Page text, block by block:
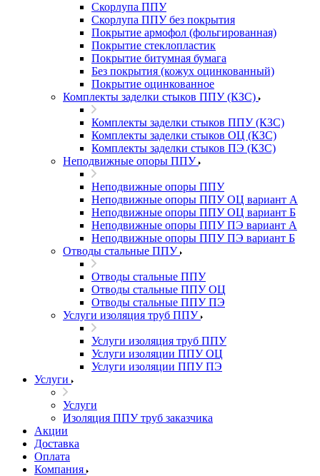
Скорлупа ППУ
Скорлупа ППУ без покрытия
Покрытие армофол (фольгированная)
Покрытие стеклопластик
Покрытие битумная бумага
Без покрытия (кожух оцинкованный)
Покрытие оцинкованное
Комплекты заделки стыков ППУ (КЗС)
Комплекты заделки стыков ППУ (КЗС)
Комплекты заделки стыков ОЦ (КЗС)
Комплекты заделки стыков ПЭ (КЗС)
Неподвижные опоры ППУ
Неподвижные опоры ППУ
Неподвижные опоры ППУ ОЦ вариант А
Неподвижные опоры ППУ ОЦ вариант Б
Неподвижные опоры ППУ ПЭ вариант А
Неподвижные опоры ППУ ПЭ вариант Б
Отводы стальные ППУ
Отводы стальные ППУ
Отводы стальные ППУ ОЦ
Отводы стальные ППУ ПЭ
Услуги изоляция труб ППУ
Услуги изоляция труб ППУ
Услуги изоляции ППУ ОЦ
Услуги изоляции ППУ ПЭ
Услуги
Услуги
Изоляция ППУ труб заказчика
Акции
Доставка
Оплата
Компания